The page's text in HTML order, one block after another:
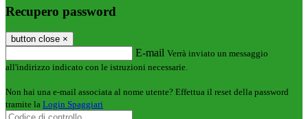
Recupero password
button close ×
E-mail Verrà inviato un messaggio
all'indirizzo indicato con le istruzioni necessarie.
Non hai una e-mail associata al nome utente? Effettua il reset della password
tramite la Login Spaggiari